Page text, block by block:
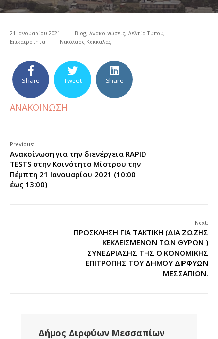
21 Ιανουαρίου 2021 | Blog, Ανακοινώσεις, Δελτία Τύπου,
Επικαιρότητα
| Νικόλαος Κοκκαλάς
Share Tweet Share
ΑΝΑΚΟΙΝΩΣΗ
Previous:
Ανακοίνωση για την διενέργεια RAPID
TESTS στην Κοινότητα Μίστρου την
Πέμπτη 21 Ιανουαρίου 2021 (10:00
έως 13:00)
Next:
ΠΡΟΣΚΛΗΣΗ ΓΙΑ ΤΑΚΤΙΚΗ (ΔΙΑ ΖΩΖΗΣ
ΚΕΚΛΕΙΣΜΕΝΩΝ ΤΩΝ ΘΥΡΩΝ )
ΣΥΝΕΔΡΙΑΣΗΣ ΤΗΣ ΟΙΚΟΝΟΜΙΚΗΣ
ΕΠΙΤΡΟΠΗΣ ΤΟΥ ΔΗΜΟΥ ΔΙΡΦΥΩΝ
ΜΕΣΣΑΠΙΩΝ.
Δήμος Διρφύων Μεσσαπίων